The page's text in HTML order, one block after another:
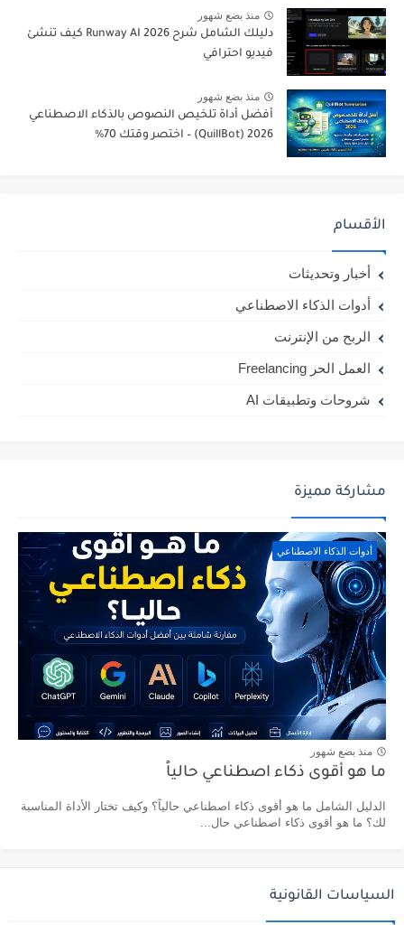
منذ بضع شهور
دليلك الشامل شرح Runway AI 2026 كيف تنشئ
فيديو احترافي
منذ بضع شهور
أفضل أداة تلخيص النصوص بالذكاء الاصطناعي
2026 (QuillBot) – اختصر وقتك 70%
الأقسام
أخبار وتحديثات
أدوات الذكاء الاصطناعي
الربح من الإنترنت
العمل الحر Freelancing
شروحات وتطبيقات AI
مشاركة مميزة
أدوات الذكاء الاصطناعي
منذ بضع شهور
ما هو أقوى ذكاء اصطناعي حالياً
الدليل الشامل ما هو أقوى ذكاء اصطناعي حالياً؟ وكيف تختار الأداة المناسبة
لك؟ ما هو أقوى ذكاء اصطناعي حال...
السياسات القانونية